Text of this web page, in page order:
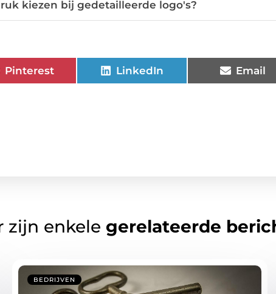
kiezen bij gedetailleerde logo's?
Pinterest LinkedIn Email
zijn enkele gerelateerde
BEDRIJVEN